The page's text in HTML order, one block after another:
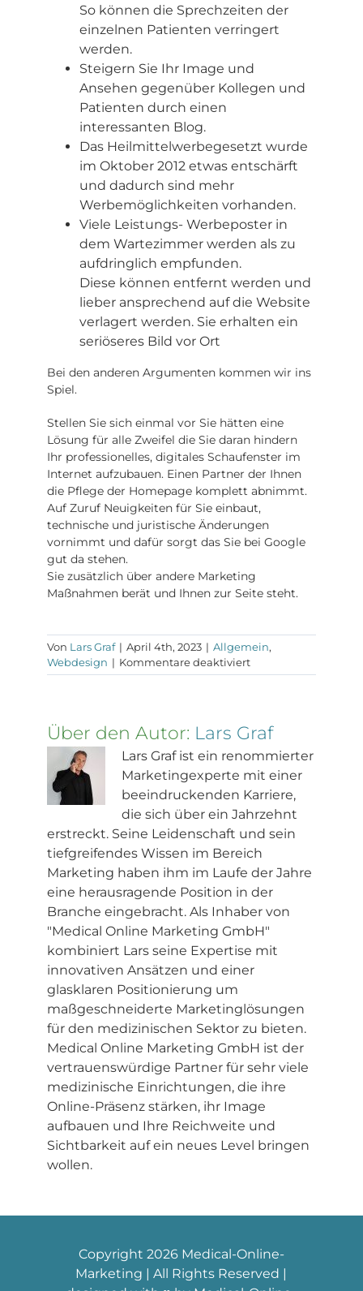
So können die Sprechzeiten der
einzelnen Patienten verringert
werden.
Steigern Sie Ihr Image und
Ansehen gegenüber Kollegen und
Patienten durch einen
interessanten Blog.
Das Heilmittelwerbegesetzt wurde
im Oktober 2012 etwas entschärft
und dadurch sind mehr
Werbemöglichkeiten vorhanden.
Viele Leistungs- Werbeposter in
dem Wartezimmer werden als zu
aufdringlich empfunden.
Diese können entfernt werden und
lieber ansprechend auf die Website
verlagert werden. Sie erhalten ein
seriöseres Bild vor Ort
Bei den anderen Argumenten kommen wir ins
Spiel.
Stellen Sie sich einmal vor Sie hätten eine
Lösung für alle Zweifel die Sie daran hindern
Ihr professionelles, digitales Schaufenster im
Internet aufzubauen. Einen Partner der Ihnen
die Pflege der Homepage komplett abnimmt.
Auf Zuruf Neuigkeiten für Sie einbaut,
technische und juristische Änderungen
vornimmt und dafür sorgt das Sie bei Google
gut da stehen.
Sie zusätzlich über andere Marketing
Maßnahmen berät und Ihnen zur Seite steht.
Von Lars Graf | April 4th, 2023 | Allgemein,
Webdesign | Kommentare deaktiviertfür
Ärzte
zur
Pflicht
geworden
ist
Über den Autor: Lars Graf
Lars Graf ist ein renommierter
Marketingexperte mit einer
beeindruckenden Karriere,
die sich über ein Jahrzehnt
erstreckt. Seine Leidenschaft und sein
tiefgreifendes Wissen im Bereich
Marketing haben ihm im Laufe der Jahre
eine herausragende Position in der
Branche eingebracht. Als Inhaber von
"Medical Online Marketing GmbH"
kombiniert Lars seine Expertise mit
innovativen Ansätzen und einer
glasklaren Positionierung um
maßgeschneiderte Marketinglösungen
für den medizinischen Sektor zu bieten.
Medical Online Marketing GmbH ist der
vertrauenswürdige Partner für sehr viele
medizinische Einrichtungen, die ihre
Online-Präsenz stärken, ihr Image
aufbauen und Ihre Reichweite und
Sichtbarkeit auf ein neues Level bringen
wollen.
Copyright 2026 Medical-Online-
Marketing | All Rights Reserved |